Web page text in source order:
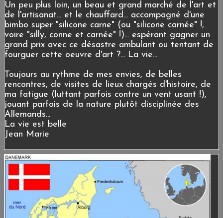
Un peu plus loin, un beau et grand marché de l'art et
de l'artisanat... et le chauffard... accompagné d'une
bimbo super "silicone carne" (ou "silicone carnée" !,
voire "silly, conne et carnée" !)... espérant gagner un
grand prix avec ce désastre ambulant ou tentant de
fourguer cette oeuvre d'art ?... La vie...
Toujours au rythme de mes envies, de belles
rencontres, de visites de lieux chargés d'histoire, de
ma fatigue (luttant parfois contre un vent usant !),
jouant parfois de la nature plutôt disciplinée des
Allemands...
La vie est belle
Jean Marie